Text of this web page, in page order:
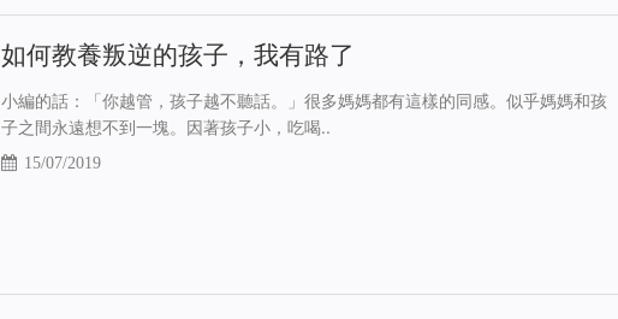
如何教養叛逆的孩子，我有路了
小編的話：「你越管，孩子越不聽話。」很多媽媽都有這樣的同感。似乎媽媽和孩
子之間永遠想不到一塊。因著孩子小，吃喝..
15/07/2019